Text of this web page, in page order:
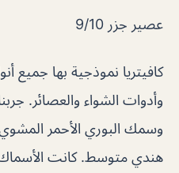
عصير جزر 9/10
كافيتريا نموذجية بها جميع
وأدوات الشواء والعصائر.
وسمك البوري الأحمر
هندي متوسط. كانت الأسماك